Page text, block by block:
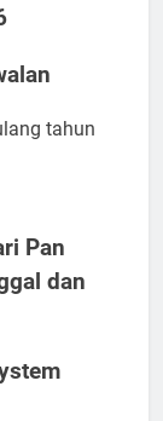
tahun
Pan
dan